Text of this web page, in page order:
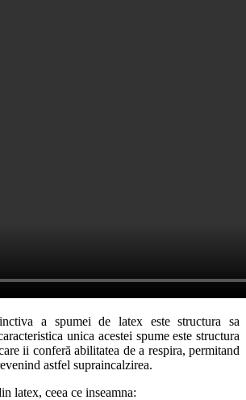
a spumei de latex este structura sa
unica acestei spume este structura
ii conferă abilitatea de a respira, permitand
astfel supraincalzirea.
latex, ceea ce inseamna: